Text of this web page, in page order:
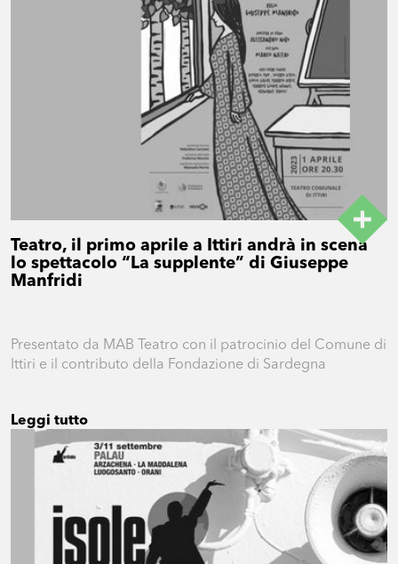
Teatro, il primo aprile a Ittiri andrà in scena
lo spettacolo “La supplente” di Giuseppe
Manfridi
Presentato da MAB Teatro con il patrocinio del Comune di
Ittiri e il contributo della Fondazione di Sardegna
Leggi tutto